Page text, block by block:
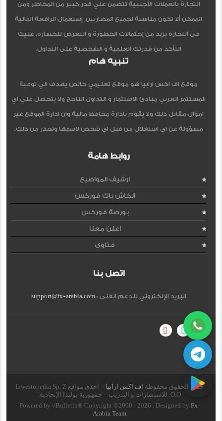
التجارة بالعملات الأجنبية تتضمن علي قدر كبير من المخاطر ومن
الممكن ألا تكون مناسبة لجميع المضاربين, إستعمال الرافعة المالية
في التجاره يزيد من إحتمالات الخطورة و التعرض للخساره, عليك
التأكد من قدرتك العلمية و الشخصية على التداول.
تنبيه هام
موقع اف اكس ارابيا هو موقع تعليمي خالص يهدف الي توعية
المستثمر العربي مبادئ الاستثمار و التداول الناجح ولا يتحصل علي اي
اموال مقابل ذلك ولا يقوم بادارة محافظ مالية وان ادارة الموقع غير
مسؤولة عن اي استغلال من قبل اي شخص لاسمها وتحذر من ذلك.
روابط هامة
ارشيف المواضيع
الكاش باك فوركس
بورصة فوركس
اعلن معنا
فتاوى
اتصل بنا
البريد الإلكتروني للدعم الفنى :support@fx-arabia.com
جميع الحقوق محفوظة اف اكس ارابيا
– احدى مواقع Inwestopedia Sp. Z
O.O. للاستشارات و التدريب – جمهورية بولندا الإتحادية.
Powered by vBulletin® Copyright ©2000 - 2026 , Designed byFx-
Arabia Team